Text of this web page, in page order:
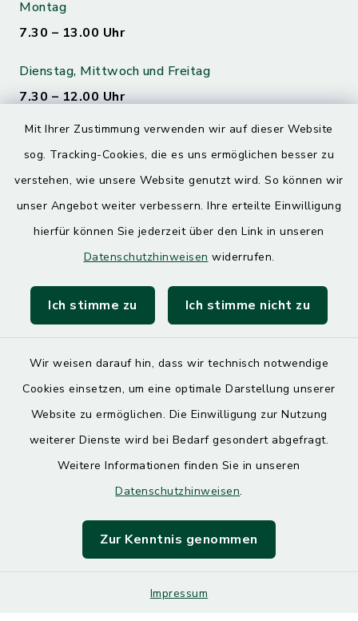
Mit Ihrer Zustimmung verwenden wir auf dieser Website
sog. Tracking-Cookies, die es uns ermöglichen besser zu
verstehen, wie unsere Website genutzt wird. So können wir
unser Angebot weiter verbessern. Ihre erteilte Einwilligung
hierfür können Sie jederzeit über den Link in unseren
Datenschutzhinweisen widerrufen.
Ich stimme zu Ich stimme nicht zu
Wir weisen darauf hin, dass wir technisch notwendige
Cookies einsetzen, um eine optimale Darstellung unserer
Website zu ermöglichen. Die Einwilligung zur Nutzung
weiterer Dienste wird bei Bedarf gesondert abgefragt.
Weitere Informationen finden Sie in unseren
Datenschutzhinweisen.
Zur Kenntnis genommen
Impressum
Montag
7.30 – 13.00 Uhr
Dienstag, Mittwoch und Freitag
7.30 – 12.00 Uhr
Donnerstag
7.30 – 12.00 Uhr
13.00 – 17.30 Uhr
Quicklinks
SoNNe e. V.
Barrierefreiheit
Impressum
Sitemap